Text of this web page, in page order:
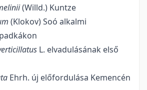
(Willd.) Kuntze
(Klokov) Soó alkalmi
L. elvadulásának első
Ehrh. új előfordulása Kemencén